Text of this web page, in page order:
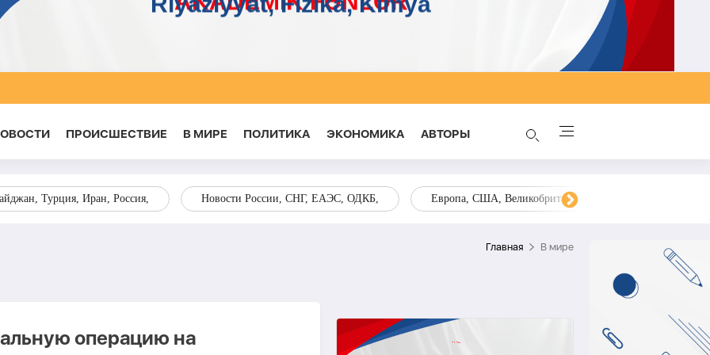
ПРОИСШЕСТВИЕ В МИРЕ ПОЛИТИКА ЭКОНОМИКА AВТОРЫ
Турция, Иран, Россия, Новости России, СНГ, ЕАЭС, ОДКБ, Европа, США, Великобритания, Украина, Запад,
Главная В мире
операцию на